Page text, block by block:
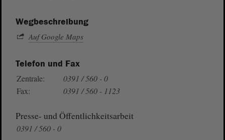
Wegbeschreibung
Auf Google Maps
Telefon und Fax
Zentrale:
0391 / 560 - 0
Fax:
0391 / 560 - 1123
Presse- und Öffentlichkeitsarbeit
0391 / 560 - 0